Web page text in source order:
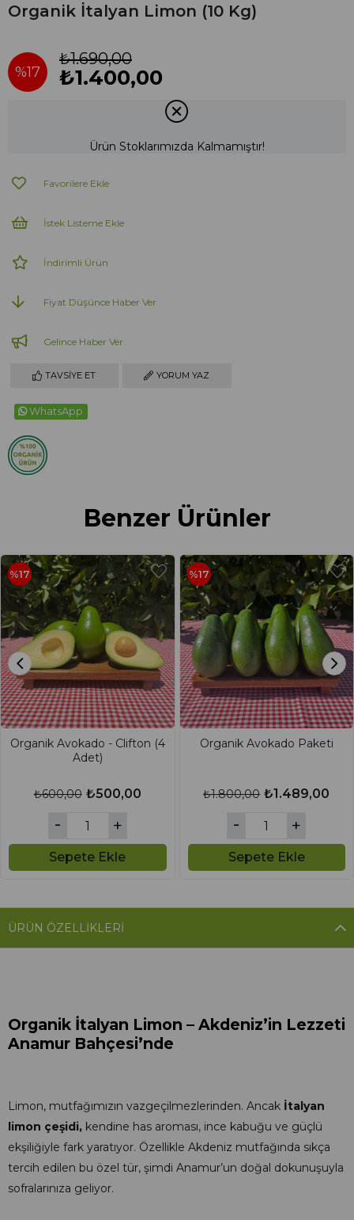
Organik İtalyan Limon (10 Kg)
%17
₺1.690,00
₺1.400,00
Ürün Stoklarımızda Kalmamıştır!
Favorilere Ekle
İstek Listeme Ekle
İndirimli Ürün
Fiyat Düşünce Haber Ver
Gelince Haber Ver
TAVSIYE ET YORUM YAZ
WhatsApp
Benzer Ürünler
Organik Avokado - Clifton (4
Adet)
₺500,00
₺600,00
Sepete Ekle
%17
Organik Avokado Paketi
₺1.489,00
₺1.800,00
Sepete Ekle
%17
ÜRÜN ÖZELLIKLERI
Organik İtalyan Limon – Akdeniz’in Lezzeti
Anamur Bahçesi’nde
Limon, mutfağımızın vazgeçilmezlerinden. Ancak İtalyan
limon çeşidi, kendine has aroması, ince kabuğu ve güçlü
ekşiliğiyle fark yaratıyor. Özellikle Akdeniz mutfağında sıkça
tercih edilen bu özel tür, şimdi Anamur’un doğal dokunuşuyla
sofralarınıza geliyor.